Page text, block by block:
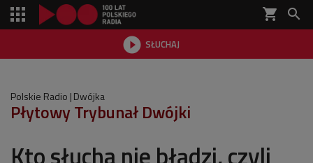
shopping_cart 
 SŁUCHAJ

Polskie Radio Dwójka
Płytowy Trybunał Dwójki